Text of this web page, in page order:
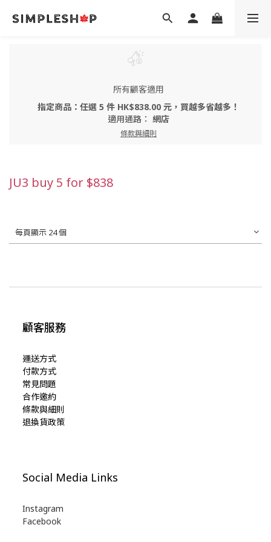
所有顧客適用
指定商品：任選 5 件 HK$838.00 元，買越多省越多！
適用通路： 網店
條款與細則
JU3 buy 5 for $838
每頁顯示 24 個
顧客服務
運送方式
付款方式
常見問題
合作邀約
條款與細則
退換貨政策
Social Media Links
Instagram
Facebook